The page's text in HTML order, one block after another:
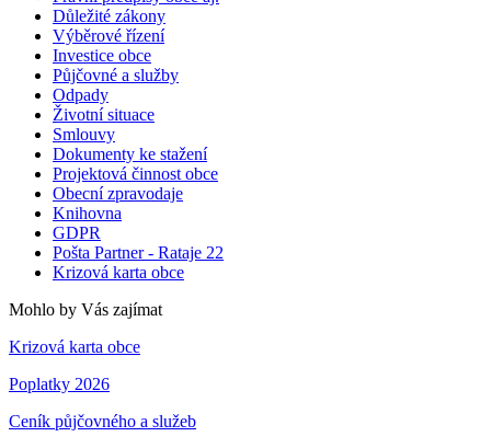
Důležité zákony
Výběrové řízení
Investice obce
Půjčovné a služby
Odpady
Životní situace
Smlouvy
Dokumenty ke stažení
Projektová činnost obce
Obecní zpravodaje
Knihovna
GDPR
Pošta Partner - Rataje 22
Krizová karta obce
Mohlo by Vás zajímat
Krizová karta obce
Poplatky 2026
Ceník půjčovného a služeb